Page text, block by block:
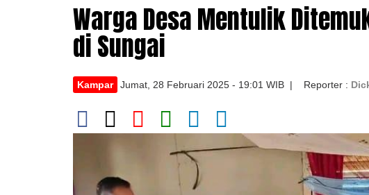
Warga Desa Mentulik
di Sungai
Kampar Jumat, 28 Februari 2025 - 19:01 WIB | Reporter :